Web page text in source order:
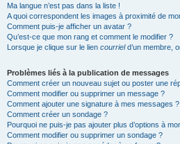
Ma langue n’est pas dans la liste !
A quoi correspondent les images à proximité de
Comment puis-je afficher un avatar ?
Qu’est-ce que mon rang et comment le modifier ?
Lorsque je clique sur le lien courrield’un membre,
Problèmes liés à la publication de messages
Comment créer un nouveau sujet ou poster une
Comment modifier ou supprimer un message ?
Comment ajouter une signature à mes messages ?
Comment créer un sondage ?
Pourquoi ne puis-je pas ajouter plus d’options à
Comment modifier ou supprimer un sondage ?